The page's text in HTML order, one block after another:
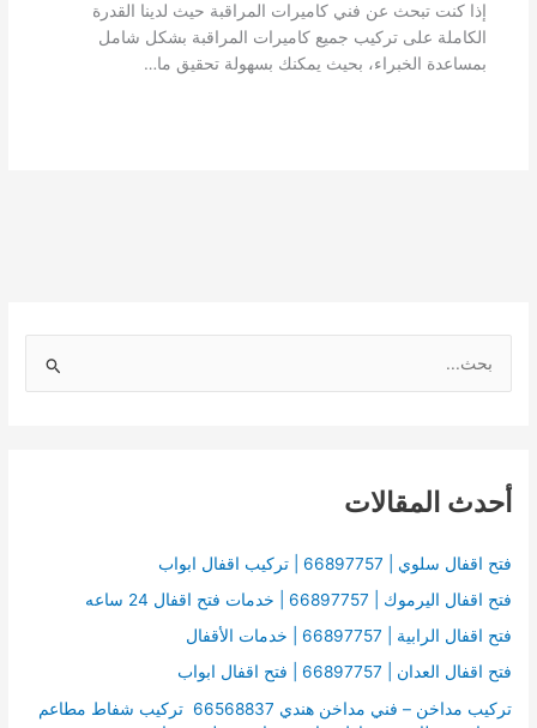
إذا كنت تبحث عن فني كاميرات المراقبة حيث لدينا القدرة
الكاملة على تركيب جميع كاميرات المراقبة بشكل شامل
بمساعدة الخبراء، بحيث يمكنك بسهولة تحقيق ما…
ث
ن
:
أحدث المقالات
فتح اقفال سلوي | 66897757 | تركيب اقفال ابواب
فتح اقفال اليرموك | 66897757 | خدمات فتح اقفال 24 ساعه
فتح اقفال الرابية | 66897757 | خدمات الأقفال
فتح اقفال العدان | 66897757 | فتح اقفال ابواب
تركيب مداخن – فني مداخن هندي 66568837 تركيب شفاط مطاعم